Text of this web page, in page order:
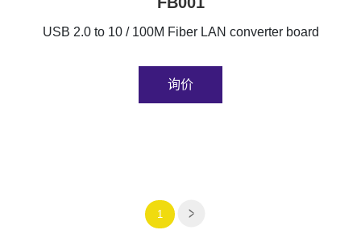
USB 2.0 to 10 / 100M Fiber LAN converter board
询价
1